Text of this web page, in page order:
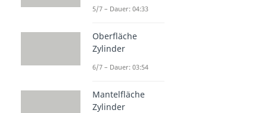
5/7 – Dauer: 04:33
Oberfläche
Zylinder
6/7 – Dauer: 03:54
Mantelfläche
Zylinder